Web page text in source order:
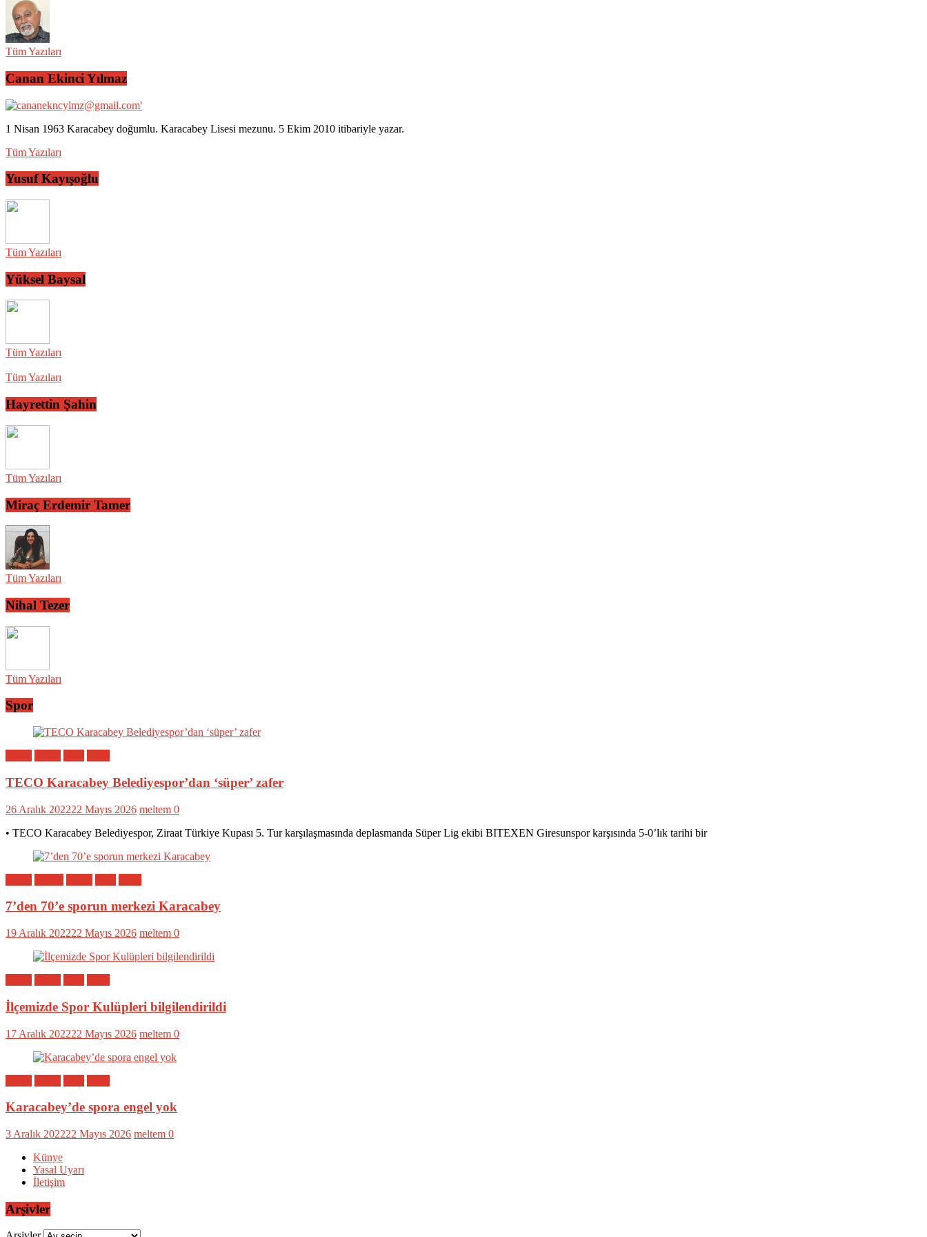
Tüm Yazıları
Canan Ekinci Yılmaz
1 Nisan 1963 Karacabey doğumlu. Karacabey Lisesi mezunu. 5 Ekim 2010 itibariyle yazar.
Tüm Yazıları
Yusuf Kayışoğlu
Tüm Yazıları
Yüksel Baysal
Tüm Yazıları
Tüm Yazıları
Hayrettin Şahin
Tüm Yazıları
Miraç Erdemir Tamer
Tüm Yazıları
Nihal Tezer
Tüm Yazıları
Spor
TECO Karacabey Belediyespor’dan ‘süper’ zafer
26 Aralık 202222 Mayıs 2026 meltem 0
• TECO Karacabey Belediyespor, Ziraat Türkiye Kupası 5. Tur karşılaşmasında deplasmanda Süper Lig ekibi BITEXEN Giresunspor karşısında 5-0’lık tarihi bir
7’den 70’e sporun merkezi Karacabey
19 Aralık 202222 Mayıs 2026 meltem 0
İlçemizde Spor Kulüpleri bilgilendirildi
17 Aralık 202222 Mayıs 2026 meltem 0
Karacabey’de spora engel yok
3 Aralık 202222 Mayıs 2026 meltem 0
Künye
Yasal Uyarı
İletişim
Arşivler